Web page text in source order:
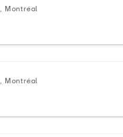
Montréal
Montréal